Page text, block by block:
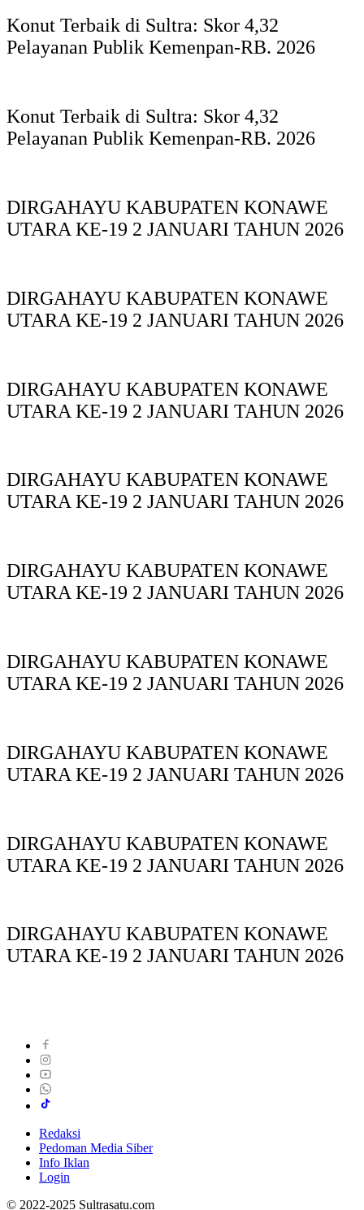
Konut Terbaik di Sultra: Skor 4,32
Pelayanan Publik Kemenpan-RB. 2026
Konut Terbaik di Sultra: Skor 4,32
Pelayanan Publik Kemenpan-RB. 2026
DIRGAHAYU KABUPATEN KONAWE
UTARA KE-19 2 JANUARI TAHUN 2026
DIRGAHAYU KABUPATEN KONAWE
UTARA KE-19 2 JANUARI TAHUN 2026
DIRGAHAYU KABUPATEN KONAWE
UTARA KE-19 2 JANUARI TAHUN 2026
DIRGAHAYU KABUPATEN KONAWE
UTARA KE-19 2 JANUARI TAHUN 2026
DIRGAHAYU KABUPATEN KONAWE
UTARA KE-19 2 JANUARI TAHUN 2026
DIRGAHAYU KABUPATEN KONAWE
UTARA KE-19 2 JANUARI TAHUN 2026
DIRGAHAYU KABUPATEN KONAWE
UTARA KE-19 2 JANUARI TAHUN 2026
DIRGAHAYU KABUPATEN KONAWE
UTARA KE-19 2 JANUARI TAHUN 2026
DIRGAHAYU KABUPATEN KONAWE
UTARA KE-19 2 JANUARI TAHUN 2026
Redaksi
Pedoman Media Siber
Info Iklan
Login
© 2022-2025 Sultrasatu.com